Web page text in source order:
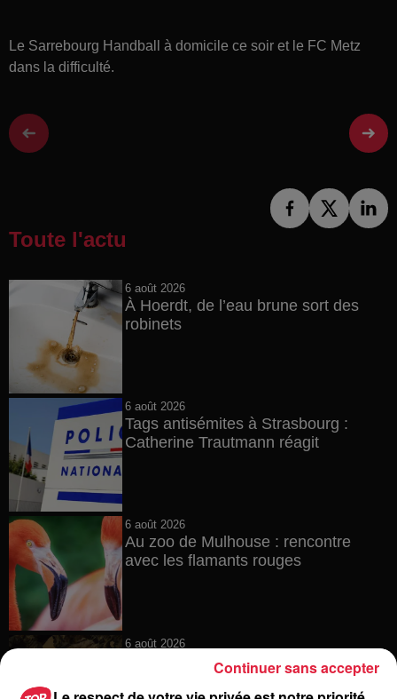
Le Sarrebourg Handball à domicile ce soir et le FC Metz
dans la difficulté.
Toute l'actu
6 août 2026
À Hoerdt, de l’eau brune sort des
robinets
6 août 2026
Tags antisémites à Strasbourg :
Catherine Trautmann réagit
6 août 2026
Au zoo de Mulhouse : rencontre
avec les flamants rouges
6 août 2026
Les dernières infos sur la venue du
pape à Metz en septembre
Continuer sans accepter